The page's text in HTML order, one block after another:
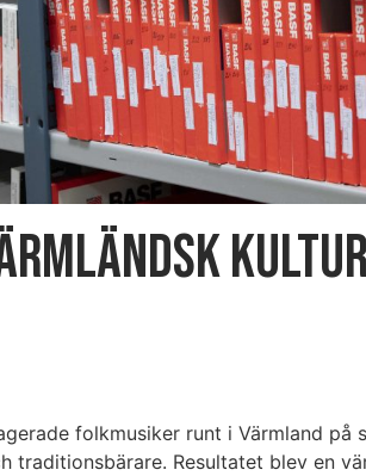
Värmländsk
folkmusiker runt i Värmland på
traditionsbärare. Resultatet blev en